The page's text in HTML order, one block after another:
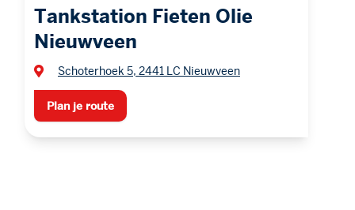
Tankstation Fieten Olie
Nieuwveen
Schoterhoek 5, 2441 LC Nieuwveen
Plan je route